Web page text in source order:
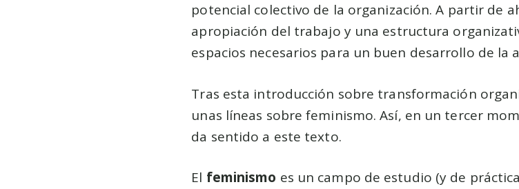
potencial colectivo de la organización. A partir de
apropiación del trabajo y una estructura
espacios necesarios para un buen desarrollo de la
Tras esta introducción sobre transformación
unas líneas sobre feminismo. Así, en un tercer
da sentido a este texto.
El feminismo es un campo de estudio (y de